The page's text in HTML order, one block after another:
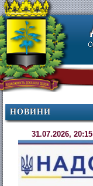
НОВИНИ
31.07.2026, 20:15